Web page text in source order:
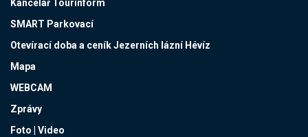
Kancelář Tourinform
SMART Parkovací
Otevírací doba a ceník Jezerních lázní Hévíz
Mapa
WEBCAM
Zprávy
Foto | Video